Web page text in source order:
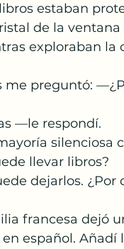
estaban
de la
exploraban la
me preguntó:
—le respondí.
silenciosa
llevar libros?
dejarlos. ¿Por
francesa dejó
español. Añadí